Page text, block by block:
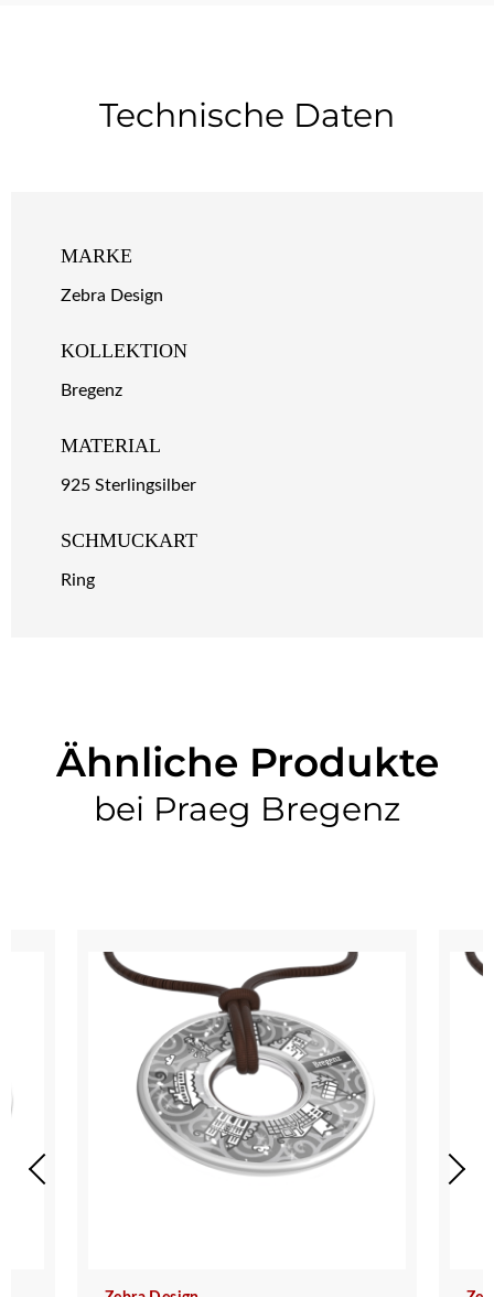
Technische Daten
MARKE
Zebra Design
KOLLEKTION
Bregenz
MATERIAL
925 Sterlingsilber
SCHMUCKART
Ring
Ähnliche Produkte
bei Praeg Bregenz